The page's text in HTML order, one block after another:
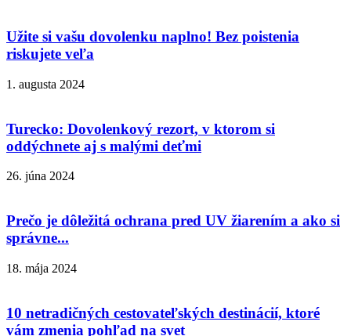
Užite si vašu dovolenku naplno! Bez poistenia
riskujete veľa
1. augusta 2024
Turecko: Dovolenkový rezort, v ktorom si
oddýchnete aj s malými deťmi
26. júna 2024
Prečo je dôležitá ochrana pred UV žiarením a ako si
správne...
18. mája 2024
10 netradičných cestovateľských destinácií, ktoré
vám zmenia pohľad na svet